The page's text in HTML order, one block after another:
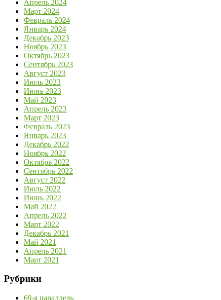
Апрель 2024
Март 2024
Февраль 2024
Январь 2024
Декабрь 2023
Ноябрь 2023
Октябрь 2023
Сентябрь 2023
Август 2023
Июль 2023
Июнь 2023
Май 2023
Апрель 2023
Март 2023
Февраль 2023
Январь 2023
Декабрь 2022
Ноябрь 2022
Октябрь 2022
Сентябрь 2022
Август 2022
Июль 2022
Июнь 2022
Май 2022
Апрель 2022
Март 2022
Декабрь 2021
Май 2021
Апрель 2021
Март 2021
Рубрики
69-я параллель